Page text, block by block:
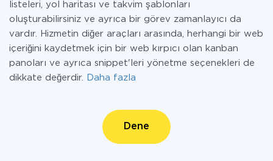
listeleri, yol haritası ve takvim şablonları
oluşturabilirsiniz ve ayrıca bir görev zamanlayıcı da
vardır. Hizmetin diğer araçları arasında, herhangi bir web
içeriğini kaydetmek için bir web kırpıcı olan kanban
panoları ve ayrıca snippet'leri yönetme seçenekleri de
dikkate değerdir.
Daha fazla
Dene